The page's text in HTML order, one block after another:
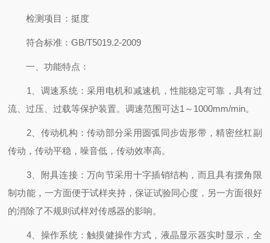
检测项目：挺度
符合标准：GB/T5019.2-2009
一、功能特点：
1、调速系统：采用电机和减速机，性能稳定可靠，具有过
流、过压、过载等保护装置。调速范围可达1～1000mm/min。
2、传动机构：传动部分采用圆弧同步齿形带，精密丝杠副
传动，传动平稳，噪音低，传动效率高。
3、附具连接：万向节采用十字插销结构，而且具有摆角限
制功能，一方面便于试样夹持，保证试验同心度，另一方面很好
的消除了不规则试样对传感器的影响。
4、操作系统：触摸健操作方式，液晶显示器实时显示，全